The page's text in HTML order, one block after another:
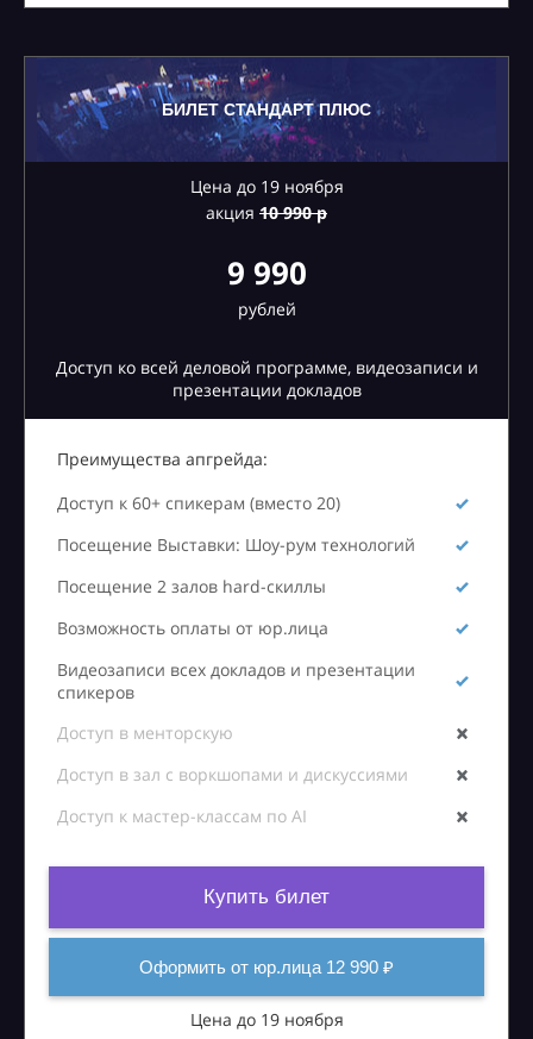
БИЛЕТ СТАНДАРТ ПЛЮС
Цена до 19 ноября
акция 10990 р
9 990
рублей
Доступ ко всей деловой программе, видеозаписи и
презентации докладов
Преимущества апгрейда:
Доступ к 60+ спикерам (вместо 20)
Посещение Выставки: Шоу-рум технологий
Посещение 2 залов hard-скиллы
Возможность оплаты от юр.лица
Видеозаписи всех докладов и презентации
спикеров
Доступ в менторскую
Доступ в зал с воркшопами и дискуссиями
Доступ к мастер-классам по AI
Купить билет
Оформить от юр.лица 12 990 ₽
Цена до 19 ноября